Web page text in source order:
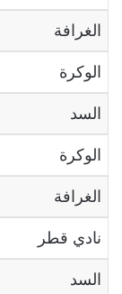
الغرافة
الوكرة
السد
الوكرة
الغرافة
نادي قطر
السد